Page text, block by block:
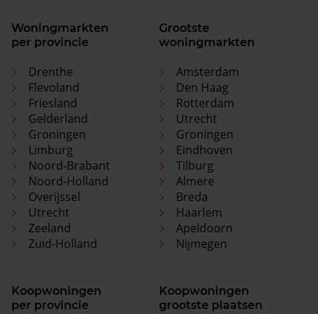
Woningmarkten
per provincie
Drenthe
Flevoland
Friesland
Gelderland
Groningen
Limburg
Noord-Brabant
Noord-Holland
Overijssel
Utrecht
Zeeland
Zuid-Holland
Grootste
woningmarkten
Amsterdam
Den Haag
Rotterdam
Utrecht
Groningen
Eindhoven
Tilburg
Almere
Breda
Haarlem
Apeldoorn
Nijmegen
Koopwoningen
per provincie
Koopwoningen
grootste plaatsen